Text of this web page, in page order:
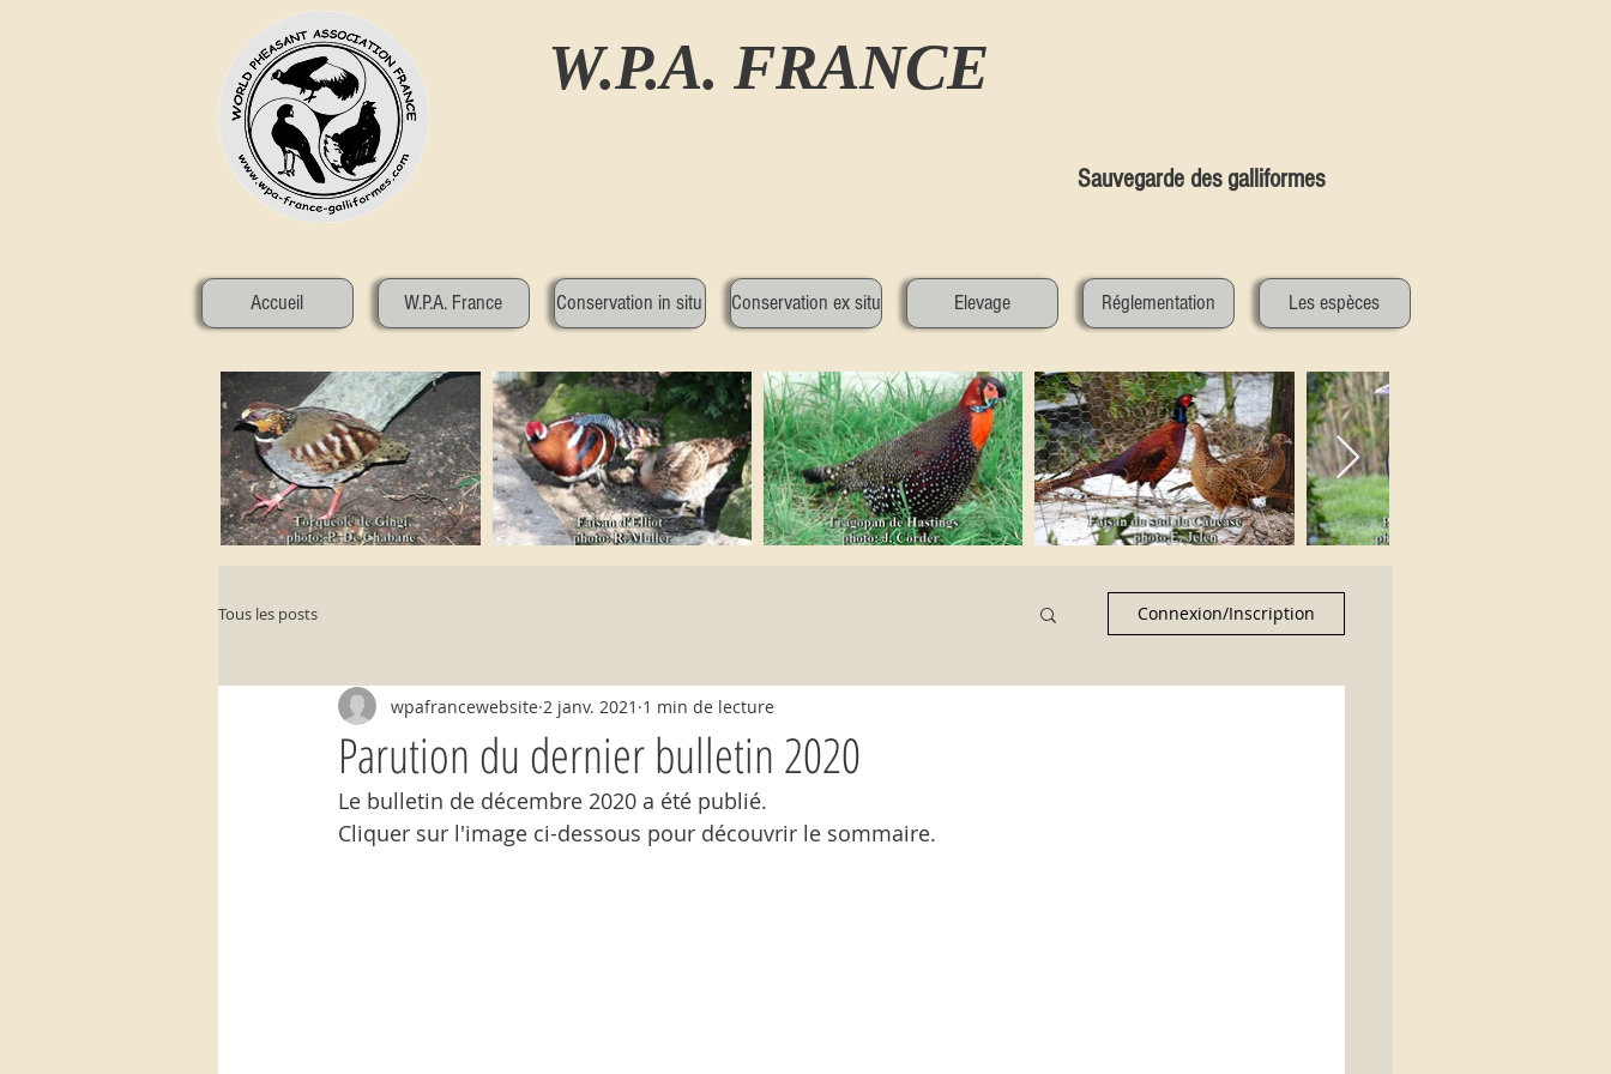
W.P.A. FRANCE
Sauvegarde des galliformes
Accueil W.P.A. France Conservation in situ Conservation ex situ Elevage Réglementation Les espèces
Tous les posts Connexion/Inscription
Parution du dernier bulletin 2020
wpafrancewebsite 2 janv. 2021 1 min de lecture
Le bulletin de décembre 2020 a été publié.
Cliquer sur l'image ci-dessous pour découvrir le sommaire.